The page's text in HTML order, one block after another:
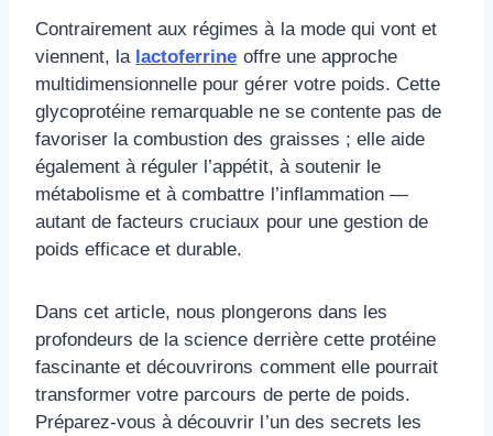
Contrairement aux régimes à la mode qui vont et
viennent, la lactoferrine offre une approche
multidimensionnelle pour gérer votre poids. Cette
glycoprotéine remarquable ne se contente pas de
favoriser la combustion des graisses ; elle aide
également à réguler l’appétit, à soutenir le
métabolisme et à combattre l’inflammation —
autant de facteurs cruciaux pour une gestion de
poids efficace et durable.
Dans cet article, nous plongerons dans les
profondeurs de la science derrière cette protéine
fascinante et découvrirons comment elle pourrait
transformer votre parcours de perte de poids.
Préparez-vous à découvrir l’un des secrets les